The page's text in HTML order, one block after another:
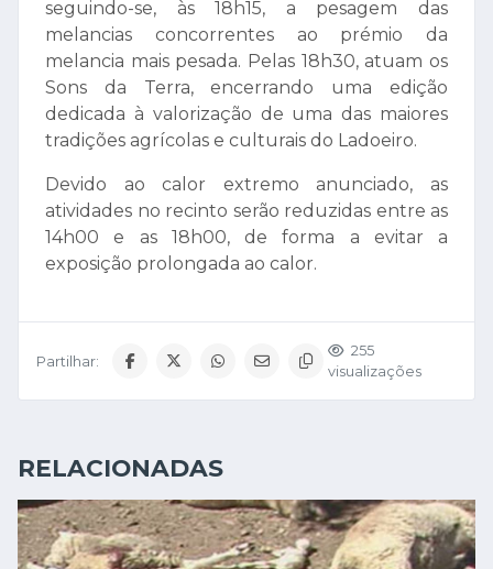
seguindo-se, às 18h15, a pesagem das
melancias concorrentes ao prémio da
melancia mais pesada. Pelas 18h30, atuam os
Sons da Terra, encerrando uma edição
dedicada à valorização de uma das maiores
tradições agrícolas e culturais do Ladoeiro.
Devido aocalor extremo anunciado, as
atividades no recinto serão reduzidas entre as
14h00 e as 18h00, de forma a evitar a
exposição prolongada ao calor.
Partilhar:
255
visualizações
RELACIONADAS